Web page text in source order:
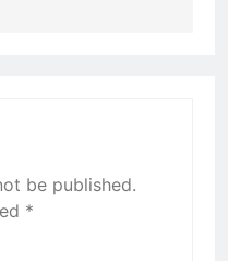
be published.
*